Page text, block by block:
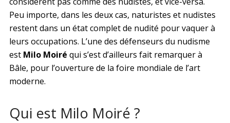
Peu importe, dans les deux cas, naturistes et nudistes
restent dans un état complet de nudité pour vaquer à
leurs occupations. L’une des défenseurs du nudisme
est Milo Moiré qui s’est d’ailleurs fait remarquer à
Bâle, pour l’ouverture de la foire mondiale de l’art
moderne.
Qui est Milo Moiré ?